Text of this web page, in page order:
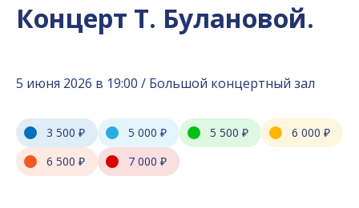
Концерт Т. Булановой.
5 июня 2026 в 19:00 / Большой концертный зал
3 500 ₽ 5 000 ₽ 5 500 ₽
6 000 ₽
6 500 ₽
7 000 ₽